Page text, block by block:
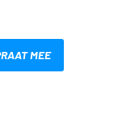
MEE